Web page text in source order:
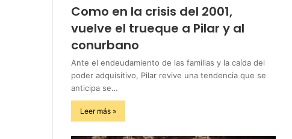
Como en la crisis del 2001,
vuelve el trueque a Pilar y al
conurbano
Ante el endeudamiento de las familias y la caída del
poder adquisitivo, Pilar revive una tendencia que se
anticipa se…
Leer más »